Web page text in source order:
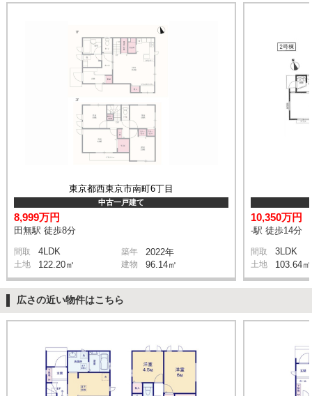
東京都西東京市南町6丁目
中古一戸建て
8,999万円
田無駅 徒歩8分
間取 4LDK 築年 2022年
土地 122.20㎡ 建物 96.14㎡
10,350万円
-駅 徒歩14分
間取 3LDK
土地 103.64㎡
広さの近い物件はこちら